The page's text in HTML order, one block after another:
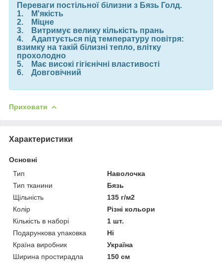
Переваги постільної білизни з Бязь Голд.
1. М'якість
2. Міцне
3. Витримує велику кількість прань
4. Адаптується під температуру повітря:
взимку на такій білизні тепло, влітку
прохолодно
5. Має високі гігієнічні властивості
6. Довговічний
Приховати
Характеристики
Основні
Тип
Наволочка
Тип тканини
Бязь
Щільність
135 г/м2
Колір
Різні кольори
Кількість в наборі
1 шт.
Подарункова упаковка
Ні
Країна виробник
Україна
Ширина простирадла
150 см